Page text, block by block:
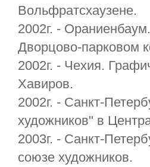
Вольфратсхаузене.
2002г. -
Дворцово-парковом
2002г. - Чехия.
Хавиров.
2002г. - Санкт-
художников" в
2003г. - Санкт-
союзе художников.